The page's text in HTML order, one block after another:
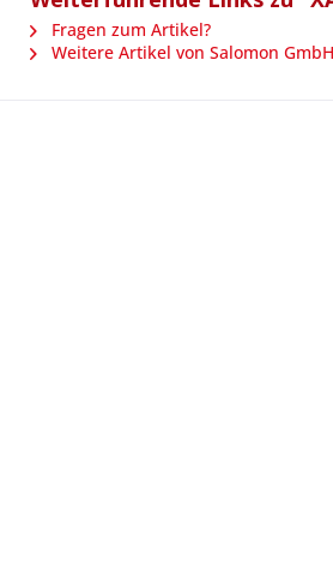
Fragen zum Artikel?
Weitere Artikel von Salomon